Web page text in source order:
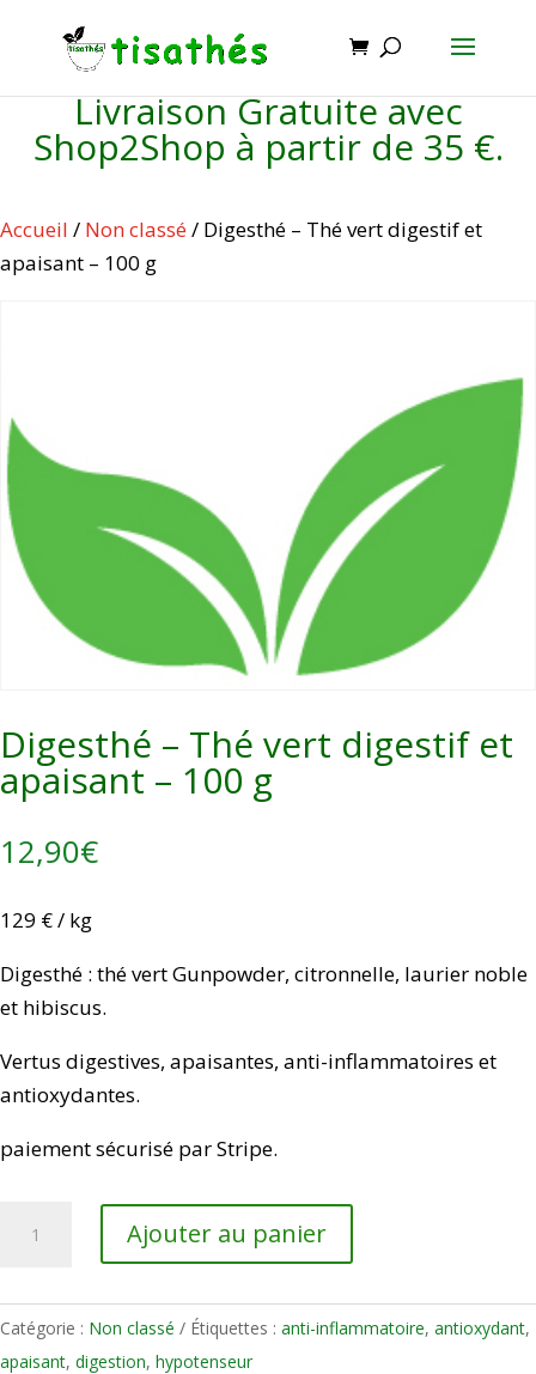
Livraison Gratuite avec
Shop2Shop à partir de 35 €.
Accueil / Non classé/ Digesthé – Thé vert digestif et
apaisant – 100 g
Digesthé – Thé vert digestif et
apaisant – 100 g
12,90€
129 € / kg
Digesthé : thé vert Gunpowder, citronnelle, laurier noble
et hibiscus.
Vertus digestives, apaisantes, anti-inflammatoires et
antioxydantes.
paiement sécurisé par Stripe.
-
Thé
Ajouter au panier
Catégorie : Non classé Étiquettes : anti-inflammatoire, antioxydant,
apaisant, digestion, hypotenseur